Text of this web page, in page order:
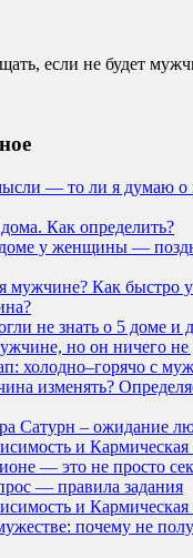
если не будет
— то ли я думаю о
Как определить?
у женщины —
мужчине? Как быстро
не знать о 5 доме и
но он ничего не
холодно–горячо с
изменять?
Сатурн – ожидание
и
— это не просто
— правила задания
и
почему не